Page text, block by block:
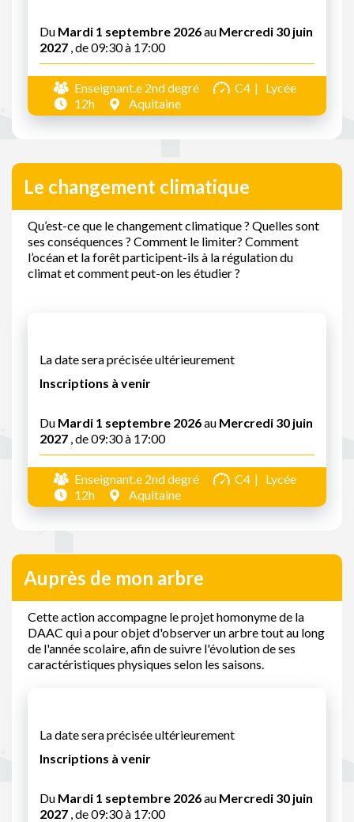
Du Mardi 1 septembre 2026au Mercredi 30 juin
2027 , de 09:30 à 17:00
Enseignant.e 2nd degré C4
Lycée
12h
Aquitaine
Le changement climatique
Qu’est-ce que le changement climatique ? Quelles sont
ses conséquences ? Comment le limiter? Comment
l’océan et la forêt participent-ils à la régulation du
climat et comment peut-on les étudier ?
La date sera précisée ultérieurement
Inscriptions à venir
Du Mardi 1 septembre 2026au Mercredi 30 juin
2027 , de 09:30 à 17:00
Enseignant.e 2nd degré C4
Lycée
12h
Aquitaine
Auprès de mon arbre
Cette action accompagne le projet homonyme de la
DAAC qui a pour objet d'observer un arbre tout au long
de l'année scolaire, afin de suivre l'évolution de ses
caractéristiques physiques selon les saisons.
La date sera précisée ultérieurement
Inscriptions à venir
Du Mardi 1 septembre 2026au Mercredi 30 juin
2027 , de 09:30 à 17:00